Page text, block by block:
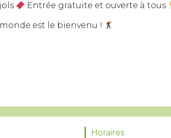
Entrée gratuite et ouverte à tous
est le bienvenu !
Horaires